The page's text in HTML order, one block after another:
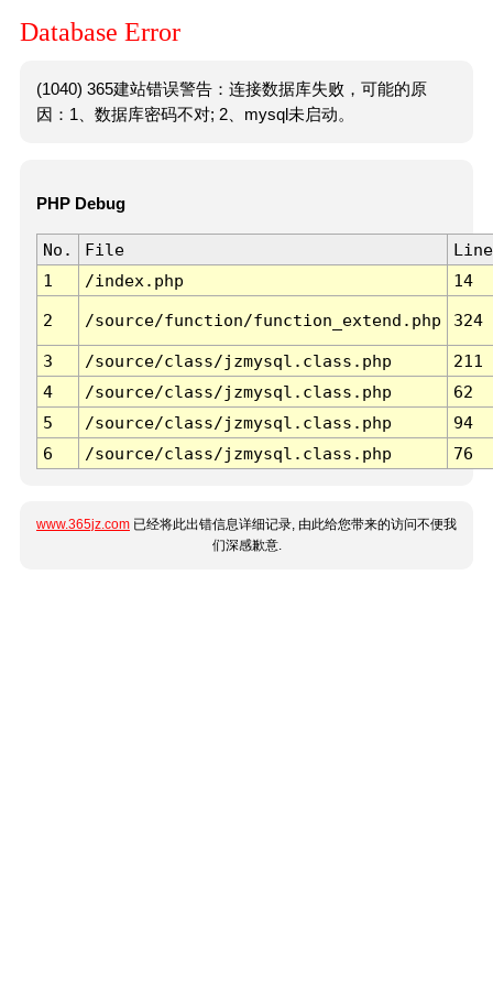
Database Error
(1040) 365建站错误警告：连接数据库失败，可能的原
因：1、数据库密码不对; 2、mysql未启动。
PHP Debug
No. File
Line
1
/index.php 14
2 /source/function/function_extend.php 324
3 /source/class/jzmysql.class.php
211
4
/source/class/jzmysql.class.php
62
5
/source/class/jzmysql.class.php
94
6
/source/class/jzmysql.class.php 76
www.365jz.com 已经将此出错信息详细记录, 由此给您带来的访问不便我
们深感歉意.